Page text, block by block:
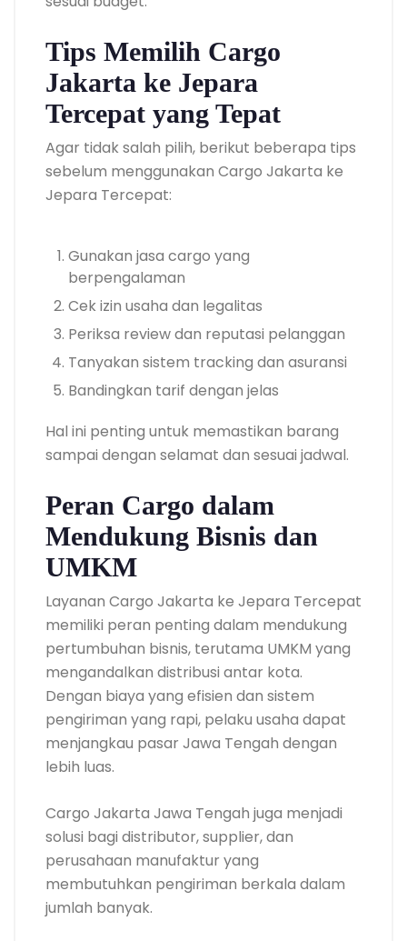
Tips Memilih Cargo
Jakarta ke Jepara
Tercepat yang Tepat
Agar tidak salah pilih, berikut beberapa tips
sebelum menggunakan Cargo Jakarta ke
Jepara Tercepat:
Gunakan jasa cargo yang
berpengalaman
Cek izin usaha dan legalitas
Periksa review dan reputasi pelanggan
Tanyakan sistem tracking dan asuransi
Bandingkan tarif dengan jelas
Hal ini penting untuk memastikan barang
sampai dengan selamat dan sesuai jadwal.
Peran Cargo dalam
Mendukung Bisnis dan
UMKM
Layanan Cargo Jakarta ke Jepara Tercepat
memiliki peran penting dalam mendukung
pertumbuhan bisnis, terutama UMKM yang
mengandalkan distribusi antar kota.
Dengan biaya yang efisien dan sistem
pengiriman yang rapi, pelaku usaha dapat
menjangkau pasar Jawa Tengah dengan
lebih luas.
Cargo Jakarta Jawa Tengah juga menjadi
solusi bagi distributor, supplier, dan
perusahaan manufaktur yang
membutuhkan pengiriman berkala dalam
jumlah banyak.